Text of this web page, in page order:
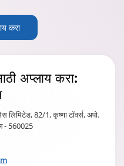
करा
अप्लाय करा:
लिमिटेड, 82/1, कृष्णा टॉवर्स, अपो.
- 560025